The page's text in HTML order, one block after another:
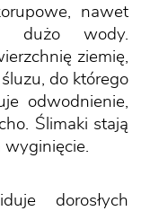
nawet
dużo wody.
ziemię,
do którego
odwodnienie,
Ślimaki stają
wyginięcie.
dorosłych